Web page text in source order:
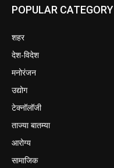
POPULAR CATEGORY
शहर
देश-विदेश
मनोरंजन
उद्योग
टेक्नॉलॉजी
ताज्या बातम्या
आरोग्य
सामाजिक